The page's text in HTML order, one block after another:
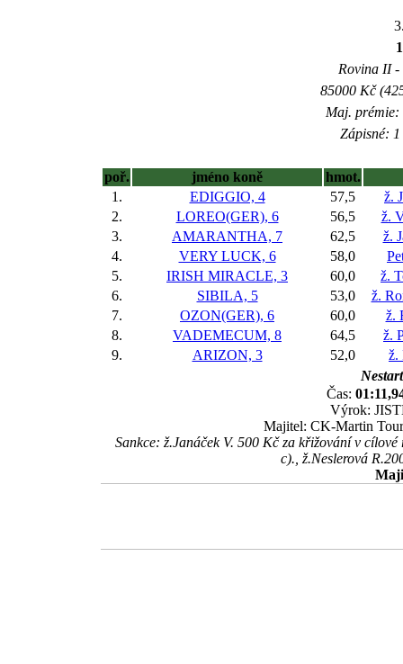
Rovina II -
85000 Kč
Maj. prémie:
Zápisné:
poř. jméno koně
hmot.
1.
EDIGGIO, 4 57,5
ž.
2.
LOREO(GER), 6 56,5
ž.
3.
AMARANTHA, 7 62,5
ž.
4.
VERY LUCK, 6 58,0
5.
IRISH MIRACLE, 3 60,0
ž.
6.
SIBILA, 5 53,0
ž.
7.
OZON(GER), 6 60,0
ž.
8.
VADEMECUM, 8 64,5
ž.
9.
ARIZON, 3 52,0
ž.
Čas:
Výrok:
Majitel: CK-Martin
Sankce: ž.Janáček V. 500 Kč za křižování v
c)., ž.Neslerová